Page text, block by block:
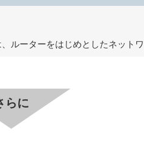
ルーターをはじめとしたネット
らに